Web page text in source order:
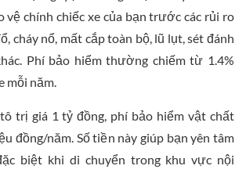
vệ chính chiếc xe của bạn trước các rủi ro
cháy nổ, mất cắp toàn bộ, lũ lụt, sét đánh
Phí bảo hiểm thường chiếm từ 1.4%
mỗi năm.
trị giá 1 tỷ đồng, phí bảo hiểm vật chất
đồng/năm. Số tiền này giúp bạn yên tâm
biệt khi di chuyển trong khu vực nội